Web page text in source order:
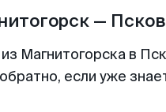
— Псков
Магнитогорска в
если уже